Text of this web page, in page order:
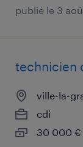
publié le 3
technicien
ville-la-
cdi
30 000 €